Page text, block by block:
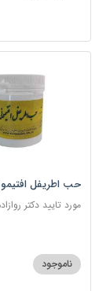
حب اطریفل
مورد تایید دکتر
ناموجود